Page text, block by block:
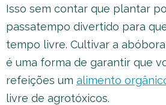
Isso sem contar que plantar
passatempo divertido para
tempo livre. Cultivar a
é uma forma de garantir que
refeições um alimento
livre de agrotóxicos.